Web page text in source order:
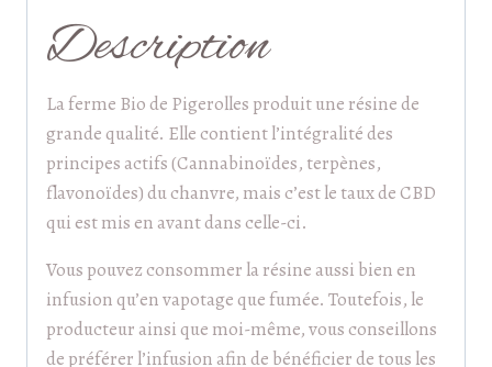
Description
La ferme Bio de Pigerolles produit une résine de
grande qualité. Elle contient l’intégralité des
principes actifs (Cannabinoïdes, terpènes,
flavonoïdes) du chanvre, mais c’est le taux de CBD
qui est mis en avant dans celle-ci.
Vous pouvez consommer la résine aussi bien en
infusion qu’en vapotage que fumée. Toutefois, le
producteur ainsi que moi-même, vous conseillons
de préférer l’infusion afin de bénéficier de tous les